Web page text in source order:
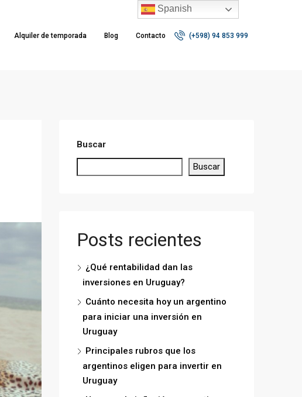
Alquiler de temporada Blog Contacto (+598) 94 853 999
Buscar
Buscar
Posts recientes
¿Qué rentabilidad dan las
inversiones en Uruguay?
Cuánto necesita hoy un argentino
para iniciar una inversión en
Uruguay
Principales rubros que los
argentinos eligen para invertir en
Uruguay
Spanish